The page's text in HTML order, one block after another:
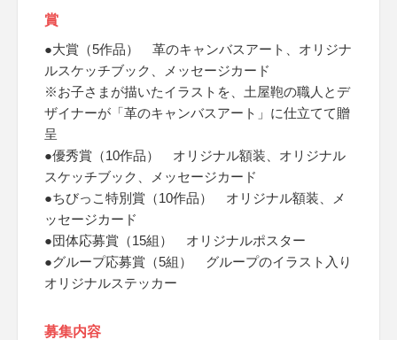
賞
●大賞（5作品） 革のキャンバスアート、オリジナ
ルスケッチブック、メッセージカード
※お子さまが描いたイラストを、土屋鞄の職人とデ
ザイナーが「革のキャンバスアート」に仕立てて贈
呈
●優秀賞（10作品） オリジナル額装、オリジナル
スケッチブック、メッセージカード
●ちびっこ特別賞（10作品） オリジナル額装、メ
ッセージカード
●団体応募賞（15組） オリジナルポスター
●グループ応募賞（5組） グループのイラスト入り
オリジナルステッカー
募集内容